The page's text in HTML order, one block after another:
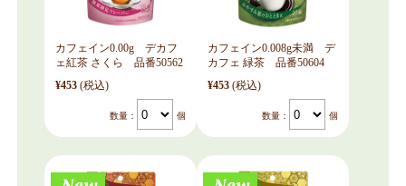
カフェイン0.00g デカフ
ェ紅茶 さくら 品番50562
¥453 (税込)
数量： 個
カフェイン0.008g未満 デ
カフェ 緑茶 品番50604
¥453 (税込)
数量： 個